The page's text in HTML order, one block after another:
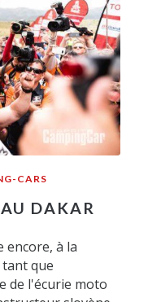
CARS
DAKAR
encore, à la
que
de l'écurie moto